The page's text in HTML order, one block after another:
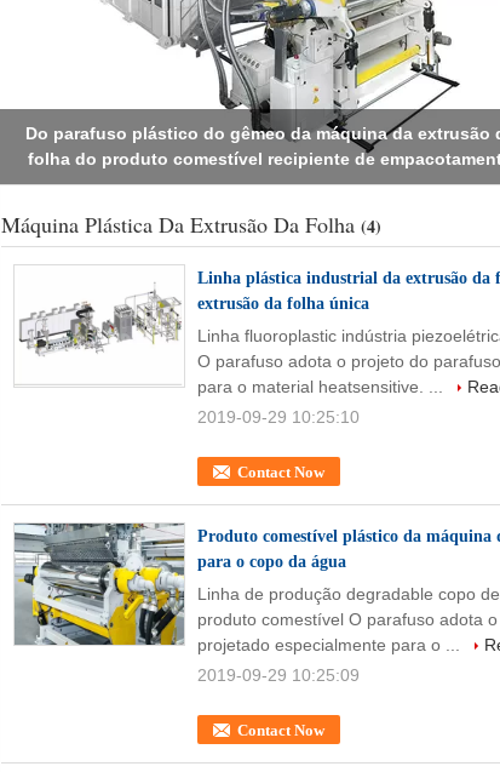
Linha plástica industrial da extrusão da folha da camada
máquina PVDF Fluoroplastic da extrusão da folha única
Máquina Plástica Da Extrusão Da Folha (4)
Linha plástica industrial da extrusão da
extrusão da folha única
Contact Now
Linha fluoroplastic indústria
O parafuso adota o projeto do
para o material heatsensitive. ...
2019-09-29 10:25:10
Produto comestível plástico da
para o copo da água
Contact Now
Linha de produção degradable copo
produto comestível O parafuso adota
projetado especialmente para o ...
2019-09-29 10:25:09